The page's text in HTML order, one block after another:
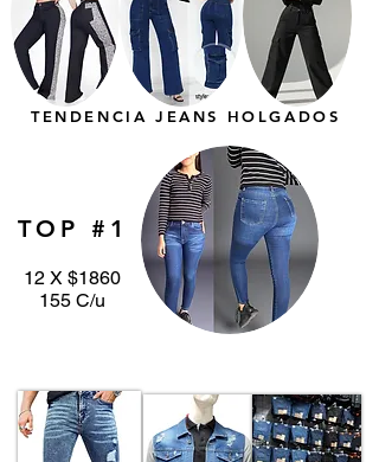
TENDENCIA JEANS HOLGADOS
12 X $1860
155 C/u
TOP #1